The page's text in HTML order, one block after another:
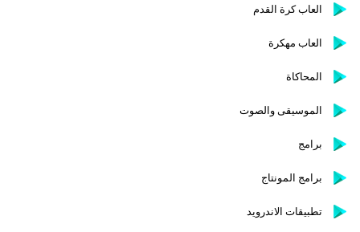
العاب كرة القدم
العاب مهكرة
المحاكاة
الموسيقى والصوت
برامج
برامج المونتاج
تطبيقات الاندرويد